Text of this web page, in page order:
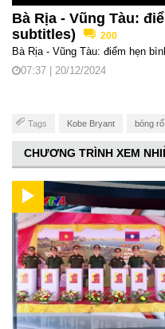
Bà Rịa - Vũng Tàu:
subtitles)
200
Bà Rịa - Vũng Tàu: điểm hẹn
07:37 | 20/12/2024
Tags Kobe Bryant bóng rổ
CHƯƠNG TRÌNH XEM